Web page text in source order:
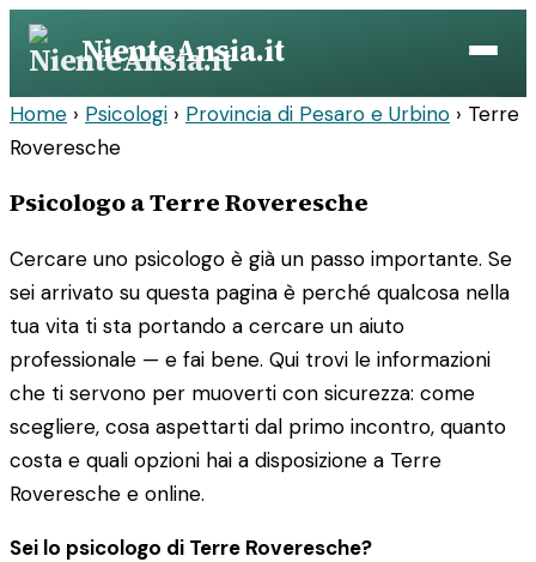
Vai
contenuto
NienteAnsia.it
Home › Psicologi › Provincia di Pesaro e Urbino › Terre
Roveresche
Psicologo a Terre Roveresche
Cercare uno psicologo è già un passo importante. Se
sei arrivato su questa pagina è perché qualcosa nella
tua vita ti sta portando a cercare un aiuto
professionale — e fai bene. Qui trovi le informazioni
che ti servono per muoverti con sicurezza: come
scegliere, cosa aspettarti dal primo incontro, quanto
costa e quali opzioni hai a disposizione a Terre
Roveresche e online.
Sei lo psicologo di Terre Roveresche?